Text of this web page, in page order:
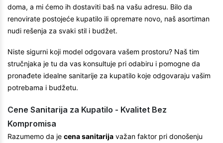
doma, a mi ćemo ih dostaviti baš na vašu adresu. Bilo da
renovirate postojeće kupatilo ili opremате novo, naš asortiman
nudi rešenja za svaki stil i budžet.
Niste sigurni koji model odgovara vašem prostoru? Naš tim
stručnjaka je tu da vas konsultuje pri odabiru i pomogne da
pronađete idealne sanitarije za kupatilo koje odgovaraju vašim
potrebama i budžetu.
Cene Sanitarija za Kupatilo - Kvalitet Bez
Kompromisa
Razumemo da je cena sanitarija važan faktor pri donošenju